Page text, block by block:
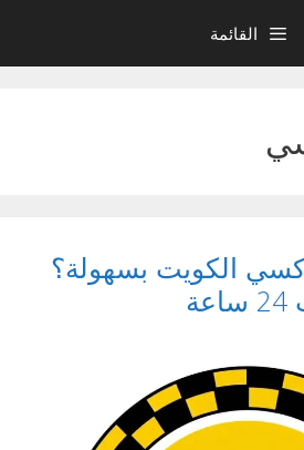
القائمة
الكويت بسهولة؟